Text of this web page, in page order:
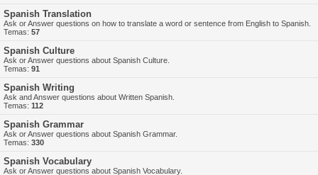
Spanish Translation
Ask or Answer questions on how to translate a word or sentence from English to Spanish.
Temas: 57
Spanish Culture
Ask or Answer questions about Spanish Culture.
Temas: 91
Spanish Writing
Ask and Answer questions about Written Spanish.
Temas: 112
Spanish Grammar
Ask or Answer questions about Spanish Grammar.
Temas: 330
Spanish Vocabulary
Ask or Answer questions about Spanish Vocabulary.